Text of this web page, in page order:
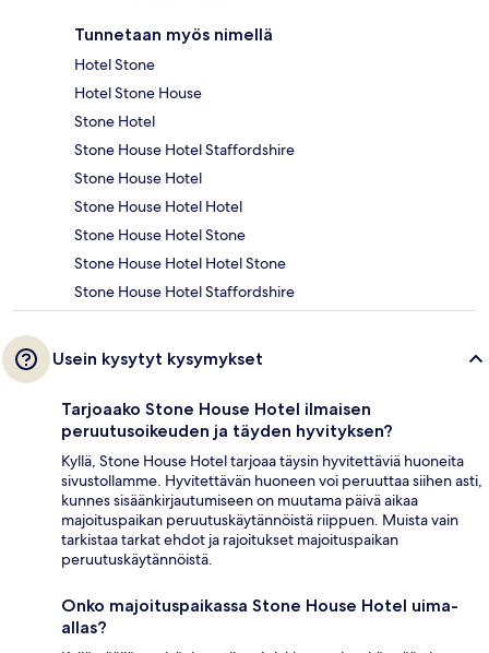
Tunnetaan myös nimellä
Hotel Stone
Hotel Stone House
Stone Hotel
Stone House Hotel Staffordshire
Stone House Hotel
Stone House Hotel Hotel
Stone House Hotel Stone
Stone House Hotel Hotel Stone
Stone House Hotel Staffordshire
Usein kysytyt kysymykset
Tarjoaako Stone House Hotel ilmaisen
peruutusoikeuden ja täyden hyvityksen?
Kyllä, Stone House Hotel tarjoaa täysin hyvitettäviä huoneita
sivustollamme. Hyvitettävän huoneen voi peruuttaa siihen asti,
kunnes sisäänkirjautumiseen on muutama päivä aikaa
majoituspaikan peruutuskäytännöistä riippuen. Muista vain
tarkistaa tarkat ehdot ja rajoitukset majoituspaikan
peruutuskäytännöistä.
Onko majoituspaikassa Stone House Hotel uima-
allas?